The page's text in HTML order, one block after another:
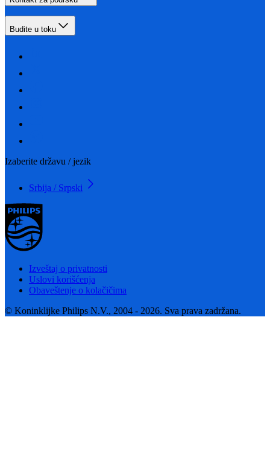
Budite u toku
Izaberite državu / jezik
Srbija / Srpski
Izveštaj o privatnosti
Uslovi korišćenja
Obaveštenje o kolačičima
© Koninklijke Philips N.V., 2004 - 2026. Sva prava zadržana.